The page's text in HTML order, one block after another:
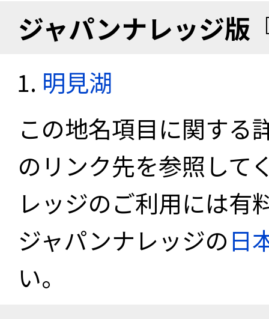
ジャパンナレッジ版
明見湖
この地名項目に関する
のリンク先を参照して
レッジのご利用には有
ジャパンナレッジの日
い。